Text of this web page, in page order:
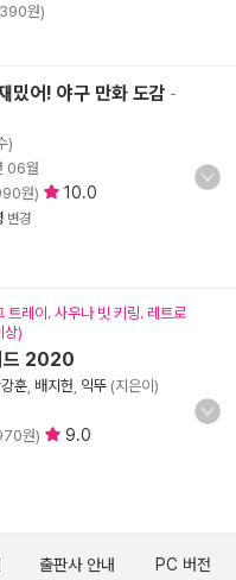
원)
밌어! 야구 만화 도감 -
)
06월
원) 10.0
변경
트레이. 사우나 빗 키링. 레트로
상)
드 2020
훈 배지헌 익뚜 (지은이)
원)
9.0
출판사 안내 PC 버전